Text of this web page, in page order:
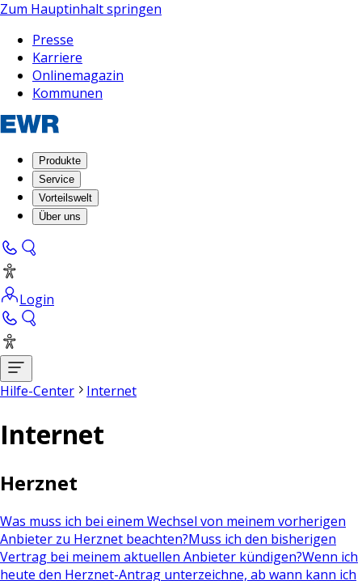
Zum Hauptinhalt springen
Presse
Karriere
Onlinemagazin
Kommunen
Produkte
Service
Vorteilswelt
Über uns
Login
Hilfe-Center Internet
Internet
Herznet
Was muss ich bei einem Wechsel von meinem vorherigen
Anbieter zu Herznet beachten?Muss ich den bisherigen
Vertrag bei meinem aktuellen Anbieter kündigen?Wenn ich
heute den Herznet-Antrag unterzeichne, ab wann kann ich